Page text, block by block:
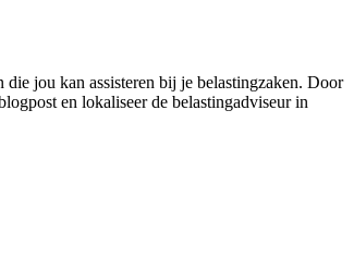
jou kan assisteren bij je belastingzaken. Door
en lokaliseer de belastingadviseur in